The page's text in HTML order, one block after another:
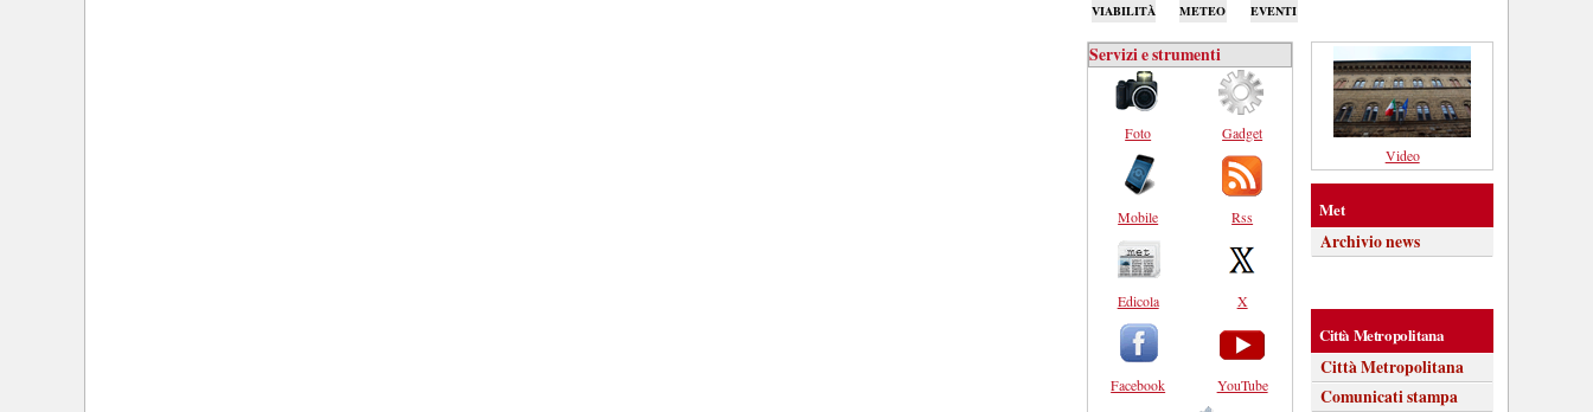
VIABILITÀ METEO EVENTI
Servizi e strumenti
Foto
Mobile
Edicola
Facebook
Gadget
Rss
X
YouTube
Video
Met
Archivio news
Città Metropolitana
Città Metropolitana
Comunicati stampa